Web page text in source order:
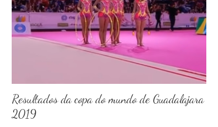
Resultados da copa do mundo de Guadalajara
2019